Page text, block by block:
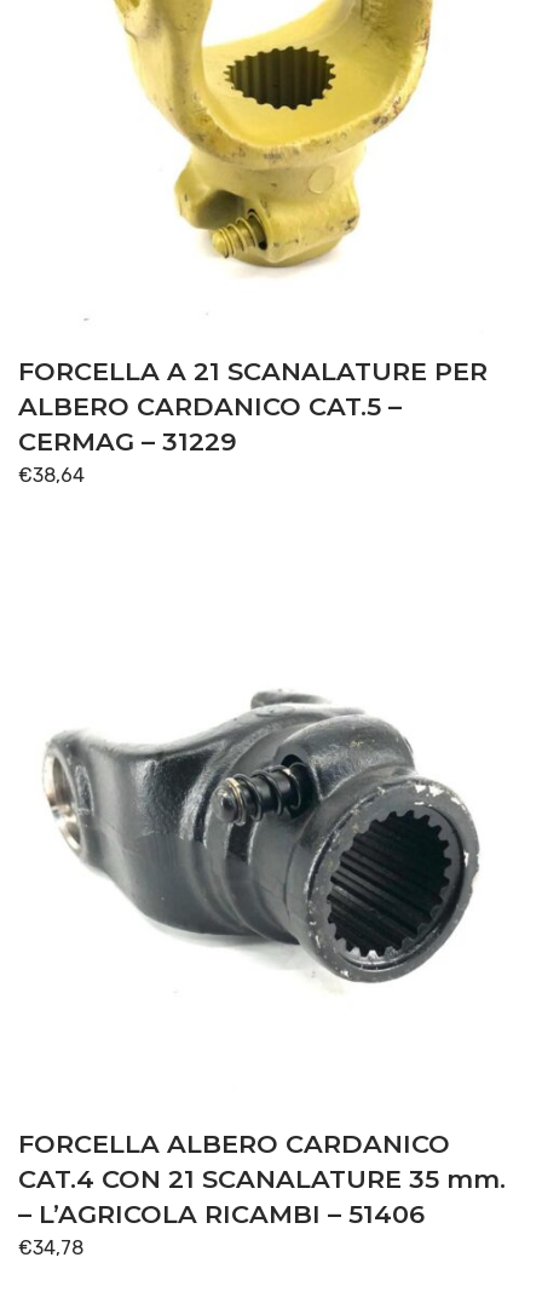
FORCELLA A 21 SCANALATURE PER
ALBERO CARDANICO CAT.5 –
CERMAG – 31229
€38,64
FORCELLA ALBERO CARDANICO
CAT.4 CON 21 SCANALATURE 35 mm.
– L’AGRICOLA RICAMBI – 51406
€34,78